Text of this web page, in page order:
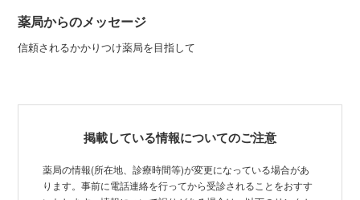
薬局からのメッセージ
信頼されるかかりつけ薬局を目指して
掲載している情報についてのご注意
薬局の情報(所在地、診療時間等)が変更になっている場合があ
ります。事前に電話連絡を行ってから受診されることをおすす